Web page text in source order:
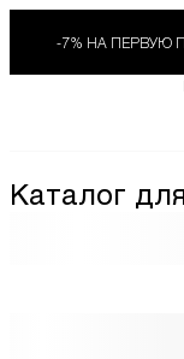
-7% НА ПЕРВУЮ
Каталог